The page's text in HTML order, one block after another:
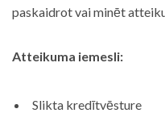
paskaidrot vai minēt
Atteikuma iemesli:
Slikta kredītvēsture